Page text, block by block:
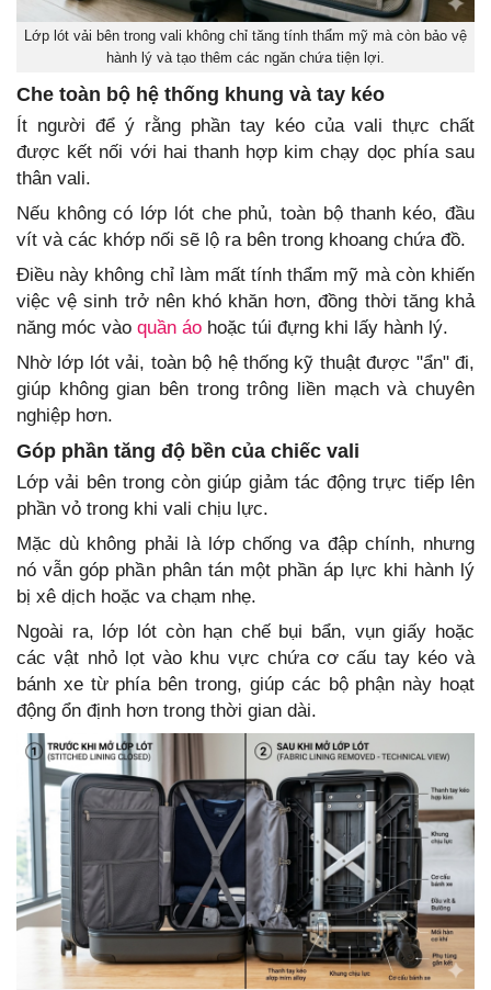
Lớp lót vải bên trong vali không chỉ tăng tính thẩm mỹ mà còn bảo vệ
hành lý và tạo thêm các ngăn chứa tiện lợi.
Che toàn bộ hệ thống khung và tay kéo
Ít người để ý rằng phần tay kéo của vali thực chất
được kết nối với hai thanh hợp kim chạy dọc phía sau
thân vali.
Nếu không có lớp lót che phủ, toàn bộ thanh kéo, đầu
vít và các khớp nối sẽ lộ ra bên trong khoang chứa đồ.
Điều này không chỉ làm mất tính thẩm mỹ mà còn khiến
việc vệ sinh trở nên khó khăn hơn, đồng thời tăng khả
năng móc vào quần áo hoặc túi đựng khi lấy hành lý.
Nhờ lớp lót vải, toàn bộ hệ thống kỹ thuật được "ẩn" đi,
giúp không gian bên trong trông liền mạch và chuyên
nghiệp hơn.
Góp phần tăng độ bền của chiếc vali
Lớp vải bên trong còn giúp giảm tác động trực tiếp lên
phần vỏ trong khi vali chịu lực.
Mặc dù không phải là lớp chống va đập chính, nhưng
nó vẫn góp phần phân tán một phần áp lực khi hành lý
bị xê dịch hoặc va chạm nhẹ.
Ngoài ra, lớp lót còn hạn chế bụi bẩn, vụn giấy hoặc
các vật nhỏ lọt vào khu vực chứa cơ cấu tay kéo và
bánh xe từ phía bên trong, giúp các bộ phận này hoạt
động ổn định hơn trong thời gian dài.